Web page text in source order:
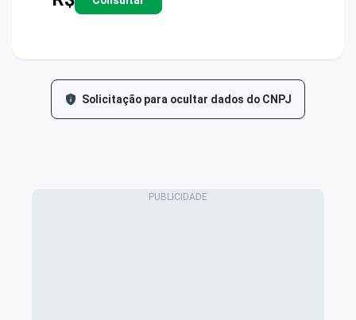
Solicitação para ocultar dados do CNPJ